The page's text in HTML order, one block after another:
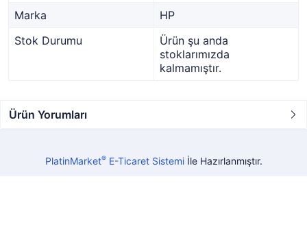
Marka
HP
Stok Durumu
Ürün şu anda
stoklarımızda
kalmamıştır.
Ürün Yorumları
PlatinMarket®E-Ticaret Sistemiİle Hazırlanmıştır.